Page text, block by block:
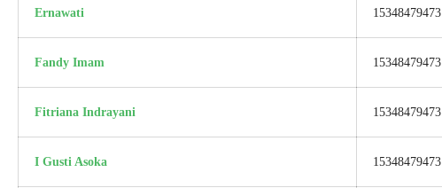
Ernawati 15348479473
Fandy Imam 15348479473
Fitriana Indrayani 15348479473
I Gusti Asoka 15348479473